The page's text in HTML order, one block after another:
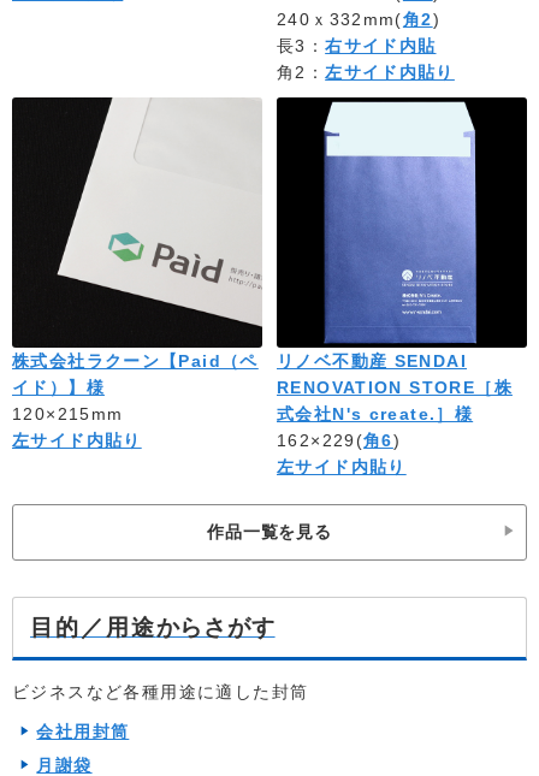
240ｘ332mm(角2)
長3：右サイド内貼
角2： 左サイド内貼り
株式会社ラクーン【Paid（ペ
イド）】様
120×215mm
左サイド内貼り
リノベ不動産 SENDAI
RENOVATION STORE［株
式会社N's create.］様
162×229(角6)
左サイド内貼り
作品一覧を見る
目的／用途からさがす
ビジネスなど各種用途に適した封筒
会社用封筒
月謝袋